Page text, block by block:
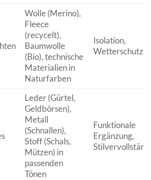
Wolle (Merino),
Fleece
(recycelt),
Baumwolle
(Bio), technische
Materialien in
Naturfarben
Isolation,
Wetterschutz
Leder (Gürtel,
Geldbörsen),
Metall
(Schnallen),
Stoff (Schals,
Mützen) in
passenden
Tönen
Funktionale
Ergänzung,